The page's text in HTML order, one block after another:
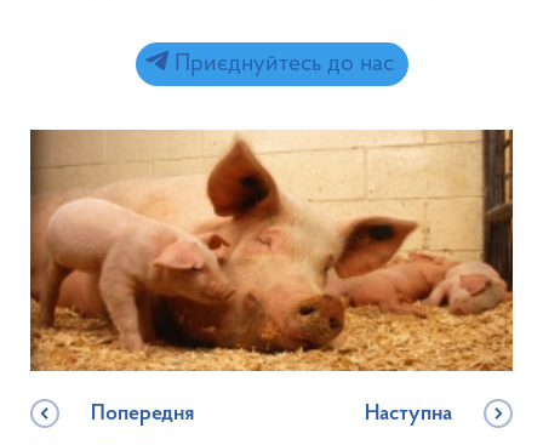
Приєднуйтесь до нас
Попередня Наступна